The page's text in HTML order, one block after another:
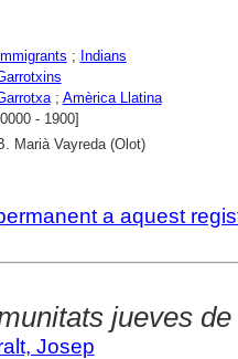
Immigrants ; Indians
; Amèrica Llatina
- 1900]
Marià Vayreda (Olot)
a aquest
jueves
Josep